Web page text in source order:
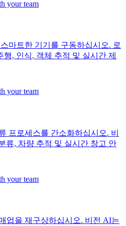
마트한 기기를 구동하십시오. 로
, 인식, 객체 추적 및 실시간 제
프로세스를 간소화하십시오. 비
류, 차량 추적 및 실시간 창고 안
업을 재구상하십시오. 비전 AI는